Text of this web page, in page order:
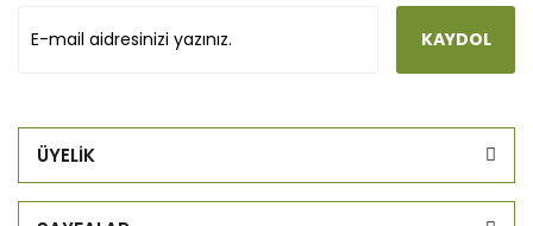
KAYDOL
ÜYELİK